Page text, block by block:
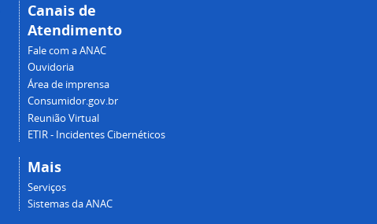
Canais de
Atendimento
Fale com a ANAC
Ouvidoria
Área de imprensa
Consumidor.gov.br
Reunião Virtual
ETIR - Incidentes Cibernéticos
Mais
Serviços
Sistemas da ANAC